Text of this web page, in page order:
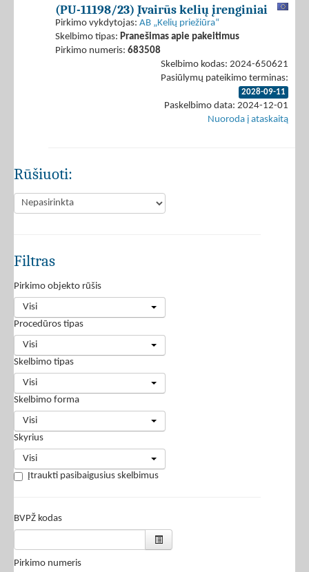
(PU-11198/23) Įvairūs kelių įrenginiai
Pirkimo vykdytojas: AB „Kelių priežiūra“
Skelbimo tipas: Pranešimas apie pakeitimus
Pirkimo numeris: 683508
Skelbimo kodas: 2024-650621
Pasiūlymų pateikimo terminas:
2028-09-11
Paskelbimo data: 2024-12-01
Nuoroda į ataskaitą
Rūšiuoti:
Filtras
Pirkimo objekto rūšis
Visi
Procedūros tipas
Visi
Skelbimo tipas
Visi
Skelbimo forma
Visi
Skyrius
Visi
Įtraukti pasibaigusius skelbimus
BVPŽ kodas
Pirkimo numeris